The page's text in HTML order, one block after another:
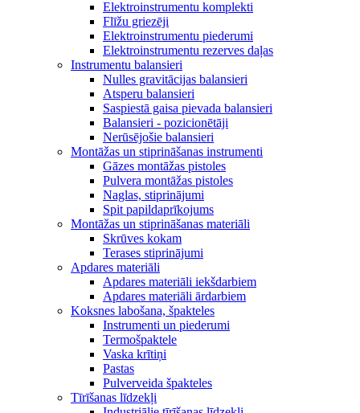
Elektroinstrumentu komplekti
Flīžu griezēji
Elektroinstrumentu piederumi
Elektroinstrumentu rezerves daļas
Instrumentu balansieri
Nulles gravitācijas balansieri
Atsperu balansieri
Saspiestā gaisa pievada balansieri
Balansieri - pozicionētāji
Nerūsējošie balansieri
Montāžas un stiprināšanas instrumenti
Gāzes montāžas pistoles
Pulvera montāžas pistoles
Naglas, stiprinājumi
Spit papildaprīkojums
Montāžas un stiprināšanas materiāli
Skrūves kokam
Terases stiprinājumi
Apdares materiāli
Apdares materiāli iekšdarbiem
Apdares materiāli ārdarbiem
Koksnes labošana, špakteles
Instrumenti un piederumi
Termošpaktele
Vaska krītiņi
Pastas
Pulverveida špakteles
Tīrīšanas līdzekļi